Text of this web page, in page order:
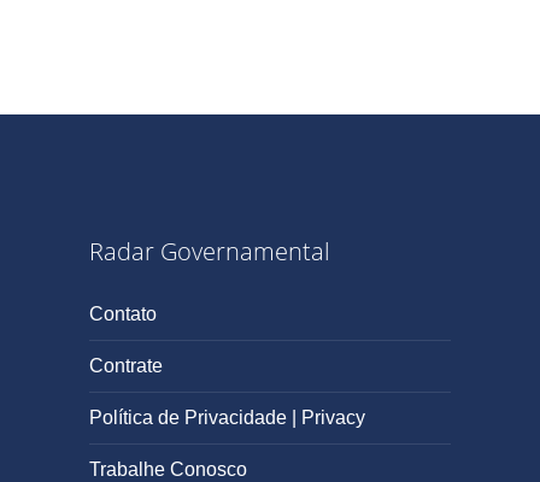
Radar Governamental
Contato
Contrate
Política de Privacidade | Privacy
Trabalhe Conosco